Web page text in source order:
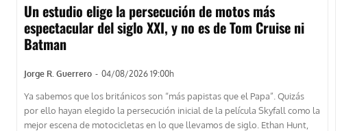
Un estudio elige la persecución de motos más
espectacular del siglo XXI, y no es de Tom Cruise ni
Batman
Jorge R. Guerrero - 04/08/2026 19:00h
Ya sabemos que los británicos son “más papistas que el Papa”. Quizás
por ello hayan elegido la persecución inicial de la película Skyfall como la
mejor escena de motocicletas en lo que llevamos de siglo. Ethan Hunt,